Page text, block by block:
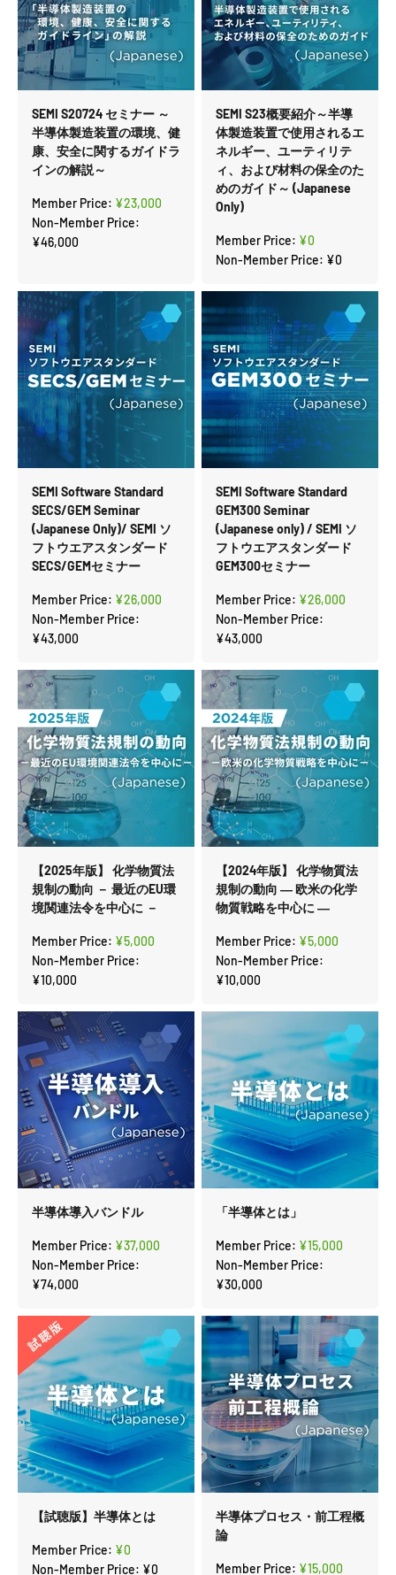
SEMI S20724 セミナー ～
半導体製造装置の環境、健
康、安全に関するガイドラ
インの解説～
セール価格
Member Price: ¥23,000
Non-Member Price:
¥46,000
SEMI S23概要紹介～半導
体製造装置で使用されるエ
ネルギー、ユーティリテ
ィ、および材料の保全のた
めのガイド～ (Japanese
Only)
セール価格
Member Price: ¥0
Non-Member Price: ¥0
SEMI Software Standard
SECS/GEM Seminar
(Japanese Only)/ SEMI ソ
フトウエアスタンダード
SECS/GEMセミナー
セール価格
Member Price: ¥26,000
Non-Member Price:
¥43,000
SEMI Software Standard
GEM300 Seminar
(Japanese only) / SEMI ソ
フトウエアスタンダード
GEM300セミナー
セール価格
Member Price: ¥26,000
Non-Member Price:
¥43,000
【2025年版】 化学物質法
規制の動向 － 最近のEU環
境関連法令を中心に －
セール価格
Member Price: ¥5,000
Non-Member Price:
¥10,000
【2024年版】 化学物質法
規制の動向 ― 欧米の化学
物質戦略を中心に ―
セール価格
Member Price: ¥5,000
Non-Member Price:
¥10,000
半導体導入バンドル
セール価格
Member Price: ¥37,000
Non-Member Price:
¥74,000
「半導体とは」
セール価格
Member Price: ¥15,000
Non-Member Price:
¥30,000
【試聴版】半導体とは
セール価格
Member Price: ¥0
Non-Member Price: ¥0
半導体プロセス・前工程概
論
セール価格
Member Price: ¥15,000